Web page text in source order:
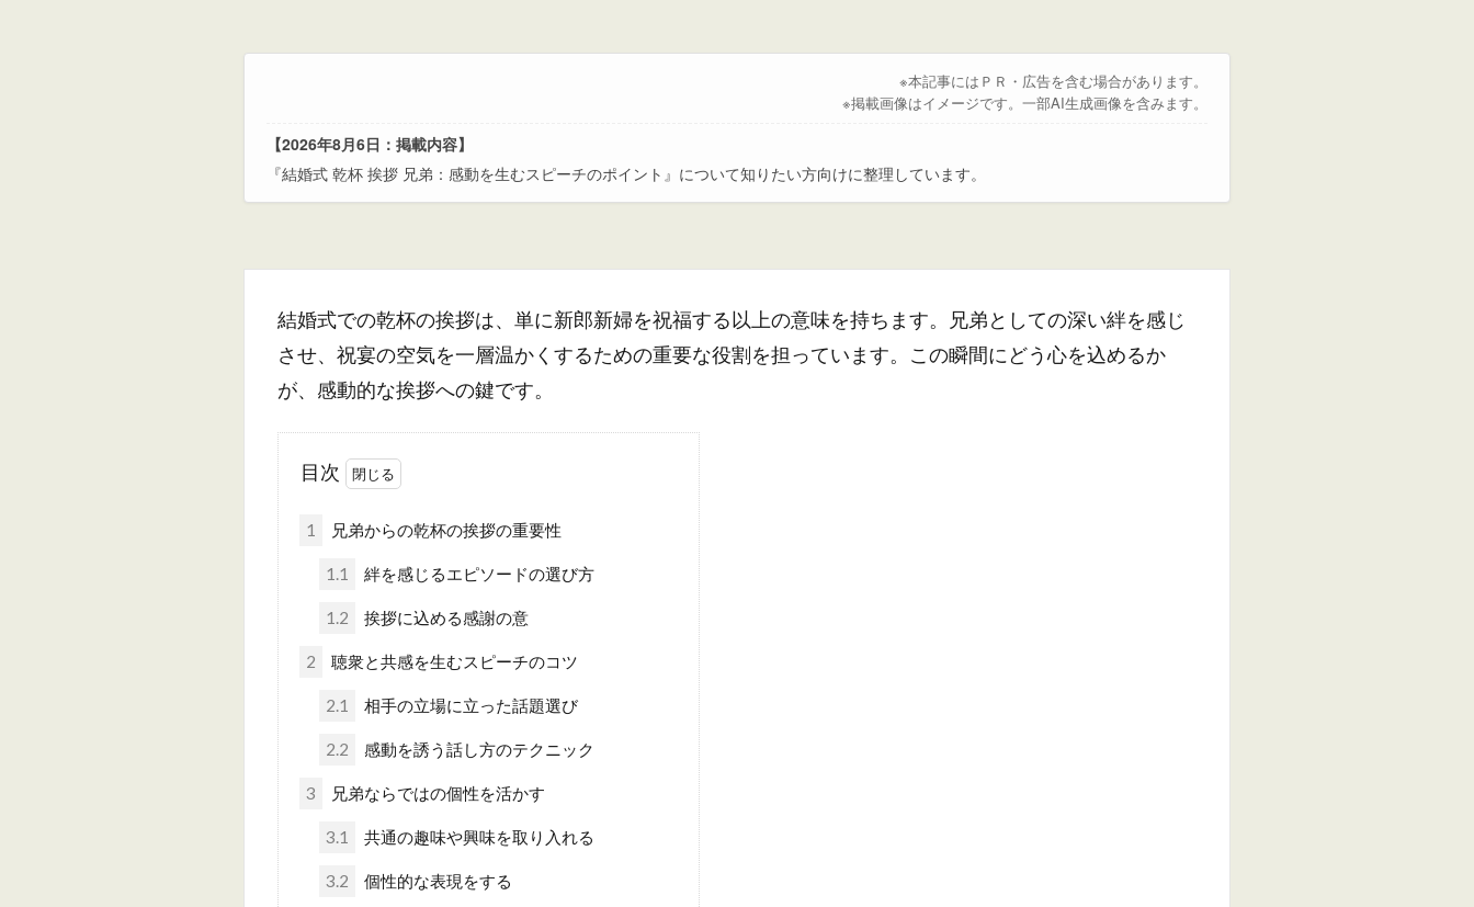
※本記事にはＰＲ・広告を含む場合があります。
※掲載画像はイメージです。一部AI生成画像を含みます。
【2026年8月6日：掲載内容】
『結婚式 乾杯 挨拶 兄弟：感動を生むスピーチのポイント』について知りたい方向けに整理しています。
結婚式での乾杯の挨拶は、単に新郎新婦を祝福する以上の意味を持ちます。兄弟としての深い絆を感じ
させ、祝宴の空気を一層温かくするための重要な役割を担っています。この瞬間にどう心を込めるか
が、感動的な挨拶への鍵です。
目次
1 兄弟からの乾杯の挨拶の重要性
1.1 絆を感じるエピソードの選び方
1.2 挨拶に込める感謝の意
2 聴衆と共感を生むスピーチのコツ
2.1 相手の立場に立った話題選び
2.2 感動を誘う話し方のテクニック
3 兄弟ならではの個性を活かす
3.1 共通の趣味や興味を取り入れる
3.2 個性的な表現をする